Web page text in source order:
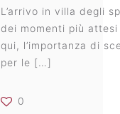
L’arrivo in villa degli
dei momenti più
qui, l’importanza di
per le […]
0